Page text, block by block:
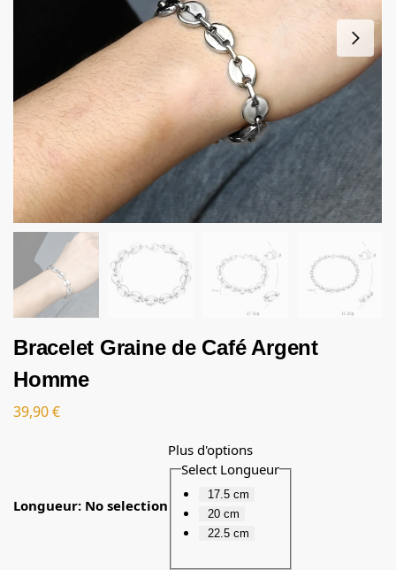
Bracelet Graine de Café Argent
Homme
39,90€
Longueur: No selection
Plus d'options
Select Longueur
17.5 cm
20 cm
22.5 cm